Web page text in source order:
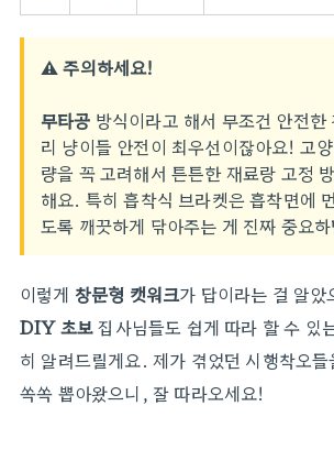
⚠️ 주의하세요!
무타공 방식이라고 해서 무조건 안전
리 냥이들 안전이 최우선이잖아요! 고
량을 꼭 고려해서 튼튼한 재료랑 고정
해요. 특히 흡착식 브라켓은 흡착면에
도록 깨끗하게 닦아주는 게 진짜 중요
이렇게 창문형 캣워크가 답이라는 걸 알
DIY 초보집사님들도 쉽게 따라 할 수 있
히 알려드릴게요. 제가 겪었던 시행착오
쏙쏙 뽑아왔으니, 잘 따라오세요!